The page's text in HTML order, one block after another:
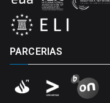
PARCERIAS